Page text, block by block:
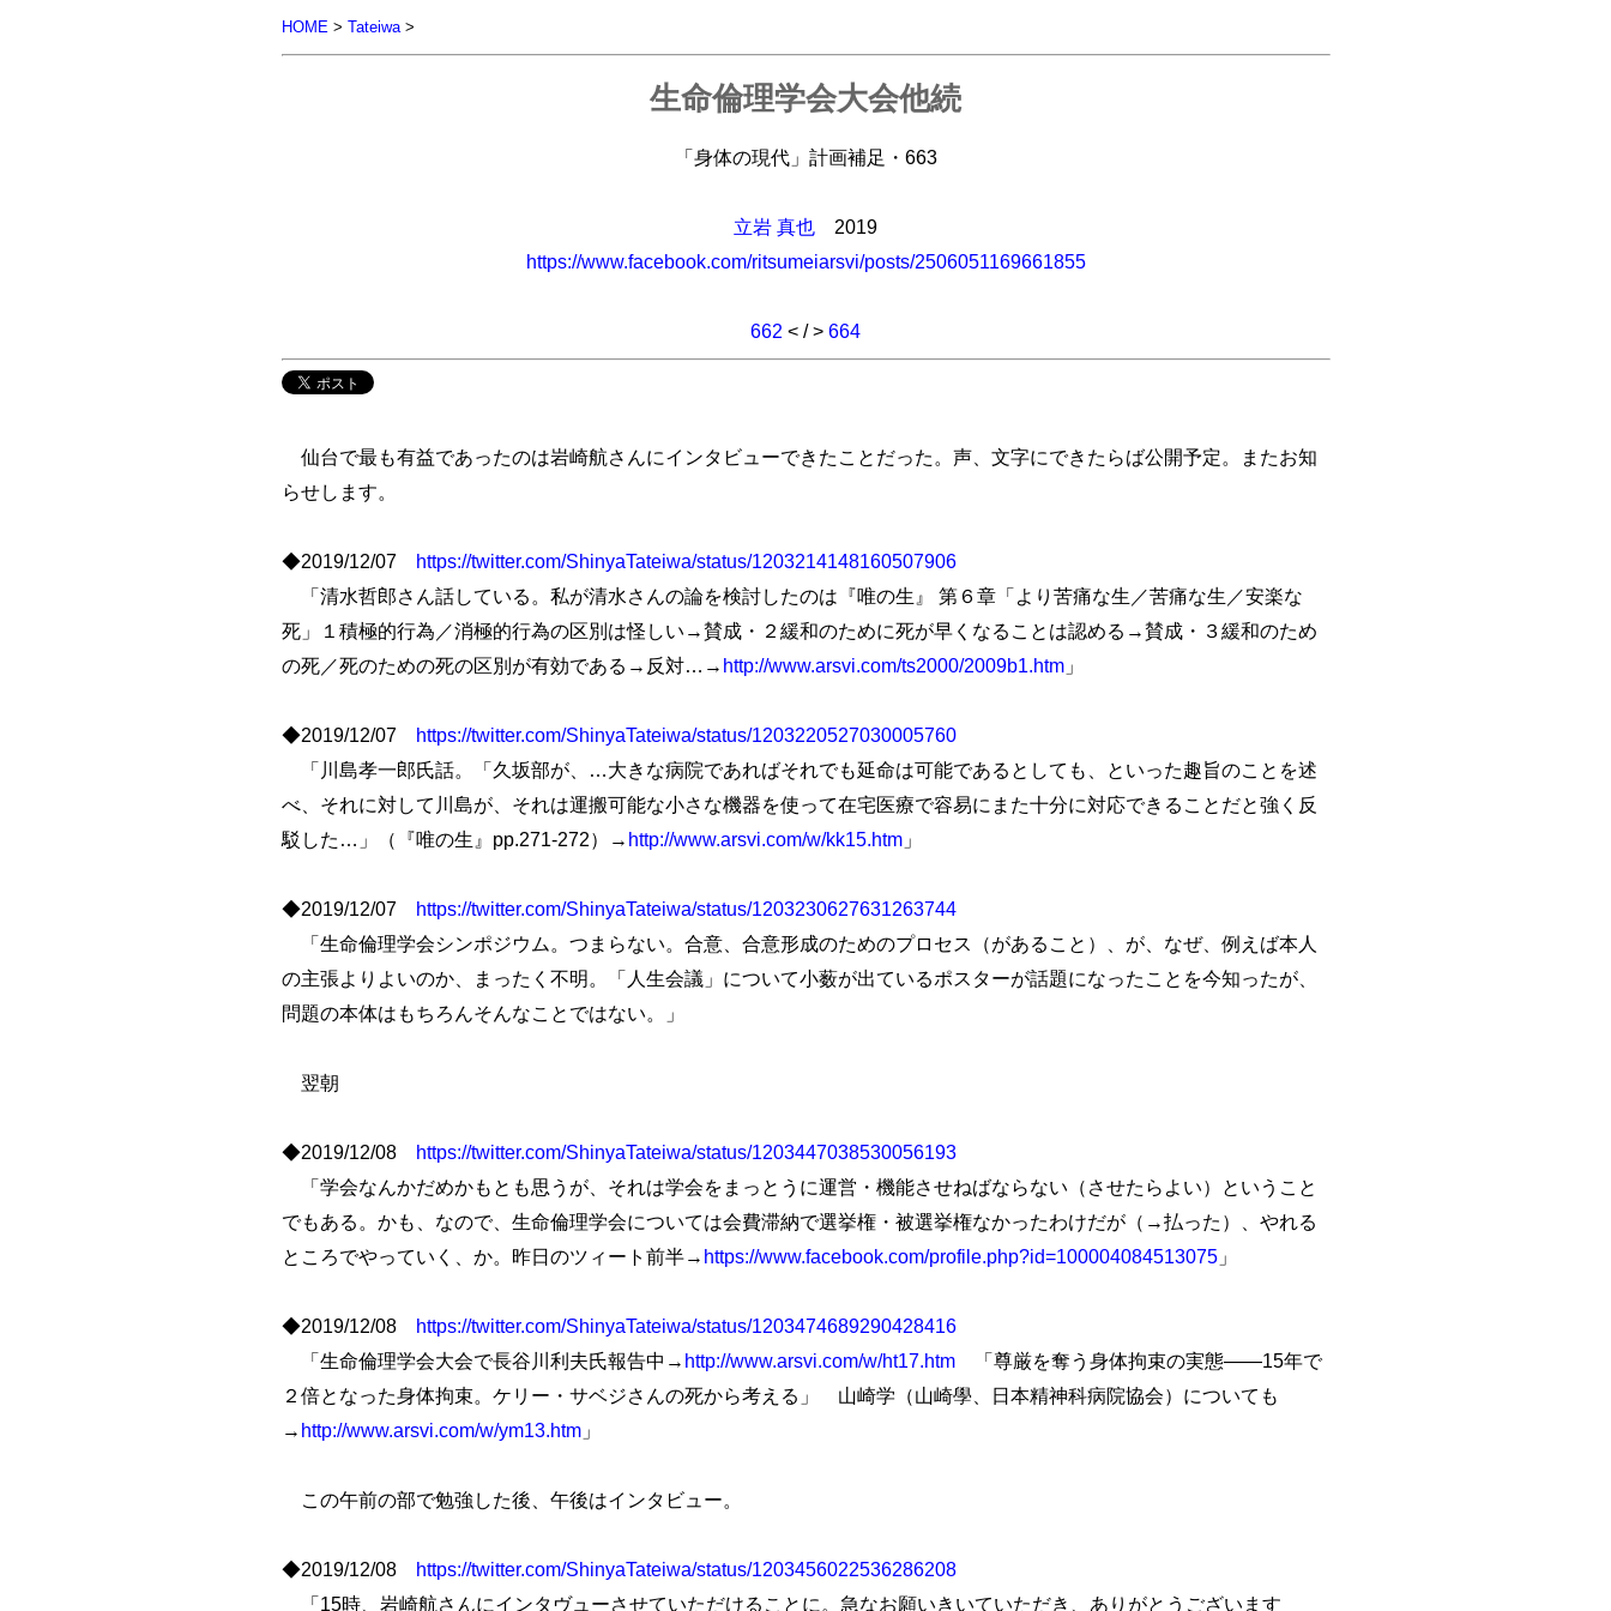
HOME> Tateiwa>
生命倫理学会大会他続
「身体の現代」計画補足・663
立岩 真也
2019
https://www.facebook.com/ritsumeiarsvi/posts/2506051169661855
662 < / > 664
仙台で最も有益であったのは岩崎航さんにインタビューできたことだった。声、文字にできたらば公開予定。またお知
らせします。
◆2019/12/07 https://twitter.com/ShinyaTateiwa/status/1203214148160507906
「清水哲郎さん話している。私が清水さんの論を検討したのは『唯の生』 第６章「より苦痛な生／苦痛な生／安楽な
死」１積極的行為／消極的行為の区別は怪しい→賛成・２緩和のために死が早くなることは認める→賛成・３緩和のため
の死／死のための死の区別が有効である→反対…→ http://www.arsvi.com/ts2000/2009b1.htm」
◆2019/12/07 https://twitter.com/ShinyaTateiwa/status/1203220527030005760
「川島孝一郎氏話。「久坂部が、…大きな病院であればそれでも延命は可能であるとしても、といった趣旨のことを述
べ、それに対して川島が、それは運搬可能な小さな機器を使って在宅医療で容易にまた十分に対応できることだと強く反
駁した…」（『唯の生』pp.271-272）→ http://www.arsvi.com/w/kk15.htm」
◆2019/12/07 https://twitter.com/ShinyaTateiwa/status/1203230627631263744
「生命倫理学会シンポジウム。つまらない。合意、合意形成のためのプロセス（があること）、が、なぜ、例えば本人
の主張よりよいのか、まったく不明。「人生会議」について小薮が出ているポスターが話題になったことを今知ったが、
問題の本体はもちろんそんなことではない。」
翌朝
◆2019/12/08 https://twitter.com/ShinyaTateiwa/status/1203447038530056193
「学会なんかだめかもとも思うが、それは学会をまっとうに運営・機能させねばならない（させたらよい）ということ
でもある。かも、なので、生命倫理学会については会費滞納で選挙権・被選挙権なかったわけだが（→払った）、やれる
ところでやっていく、か。昨日のツィート前半→ https://www.facebook.com/profile.php?id=100004084513075」
◆2019/12/08 https://twitter.com/ShinyaTateiwa/status/1203474689290428416
「生命倫理学会大会で長谷川利夫氏報告中→ http://www.arsvi.com/w/ht17.htm「尊厳を奪う身体拘束の実態――15年で
２倍となった身体拘束。ケリー・サベジさんの死から考える」 山崎学（山崎學、日本精神科病院協会）についても
→ http://www.arsvi.com/w/ym13.htm」
この午前の部で勉強した後、午後はインタビュー。
◆2019/12/08 https://twitter.com/ShinyaTateiwa/status/1203456022536286208
「15時、岩崎航さんにインタヴューさせていただけることに。急なお願いきいていただき、ありがとうございます